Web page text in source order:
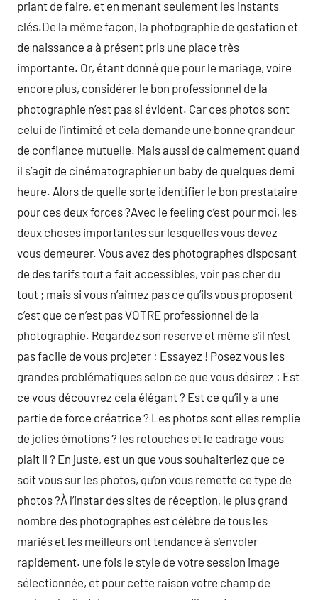
priant de faire, et en menant seulement les instants
clés.De la même façon, la photographie de gestation et
de naissance a à présent pris une place très
importante. Or, étant donné que pour le mariage, voire
encore plus, considérer le bon professionnel de la
photographie n’est pas si évident. Car ces photos sont
celui de l’intimité et cela demande une bonne grandeur
de confiance mutuelle. Mais aussi de calmement quand
il s’agit de cinématographier un baby de quelques demi
heure. Alors de quelle sorte identifier le bon prestataire
pour ces deux forces ?Avec le feeling c’est pour moi, les
deux choses importantes sur lesquelles vous devez
vous demeurer. Vous avez des photographes disposant
de des tarifs tout a fait accessibles, voir pas cher du
tout ; mais si vous n’aimez pas ce qu’ils vous proposent
c’est que ce n’est pas VOTRE professionnel de la
photographie. Regardez son reserve et même s’il n’est
pas facile de vous projeter : Essayez ! Posez vous les
grandes problématiques selon ce que vous désirez : Est
ce vous découvrez cela élégant ? Est ce qu’il y a une
partie de force créatrice ? Les photos sont elles remplie
de jolies émotions ? les retouches et le cadrage vous
plait il ? En juste, est un que vous souhaiteriez que ce
soit vous sur les photos, qu’on vous remette ce type de
photos ?À l’instar des sites de réception, le plus grand
nombre des photographes est célèbre de tous les
mariés et les meilleurs ont tendance à s’envoler
rapidement. une fois le style de votre session image
sélectionnée, et pour cette raison votre champ de